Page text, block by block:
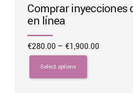
Comprar inyecciones
en línea
€280.00 – €1,900.00
Select options
This
product
has